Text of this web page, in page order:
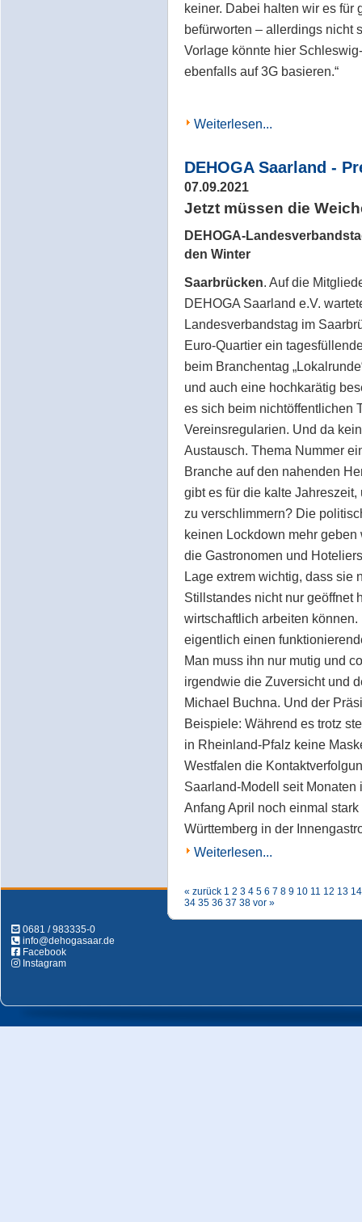
keiner. Dabei halten wir es für
befürworten – allerdings nicht
Vorlage könnte hier
ebenfalls auf 3G basieren.“
Weiterlesen...
DEHOGA Saarland -
07.09.2021
Jetzt müssen die
DEHOGA-
den Winter
Saarbrücken. Auf die
DEHOGA Saarland e.V.
Landesverbandstag im
Euro-Quartier ein
beim Branchentag
und auch eine hochkarätig
es sich beim nichtöffentlichen
Vereinsregularien. Und da
Austausch. Thema Nummer
Branche auf den nahenden
gibt es für die kalte
zu verschlimmern? Die
keinen Lockdown mehr geben
die Gastronomen und
Lage extrem wichtig, dass sie
Stillstandes nicht nur geöffnet
wirtschaftlich arbeiten
eigentlich einen
Man muss ihn nur mutig und
irgendwie die Zuversicht und
Michael Buchna. Und der
Beispiele: Während es trotz
in Rheinland-Pfalz keine
Westfalen die
Saarland-Modell seit
Anfang April noch einmal
Württemberg in der
Weiterlesen...
« zurück 1 2 3 4 5 6 7 8 9 10 11 12 13 14
34 35 36 37 38 vor »
0681 / 983335-0
info@dehogasaar.de
Facebook
Instagram